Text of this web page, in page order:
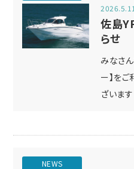
2026.5.11
佐島
らせ
みなさ
ー】を
ざいま
NEWS